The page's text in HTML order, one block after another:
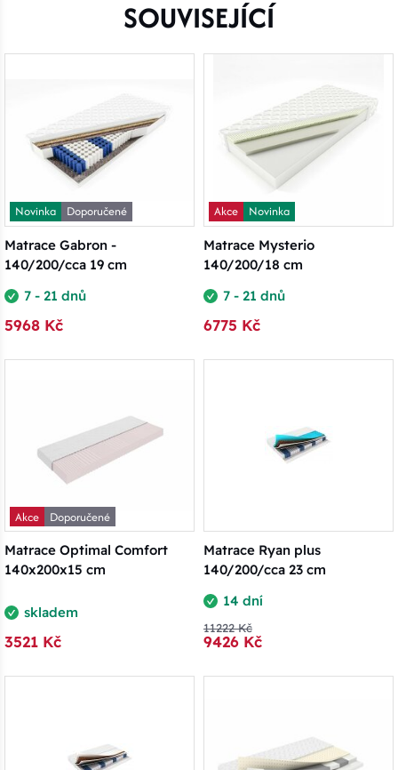
SOUVISEJÍCÍ
Novinka
Doporučené
Matrace Gabron -
140/200/cca 19 cm
7 - 21 dnů
5968 Kč
Akce
Novinka
Matrace Mysterio
140/200/18 cm
7 - 21 dnů
6775 Kč
Akce
Doporučené
Matrace Optimal Comfort
140x200x15 cm
skladem
3521 Kč
Matrace Ryan plus
140/200/cca 23 cm
14 dní
11222 Kč
9426 Kč